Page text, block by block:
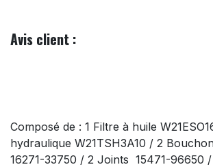
Avis client :
Composé de : 1 Filtre à huile
hydraulique W21TSH3A10 / 2
16271-33750 / 2 Joints 15471-96650